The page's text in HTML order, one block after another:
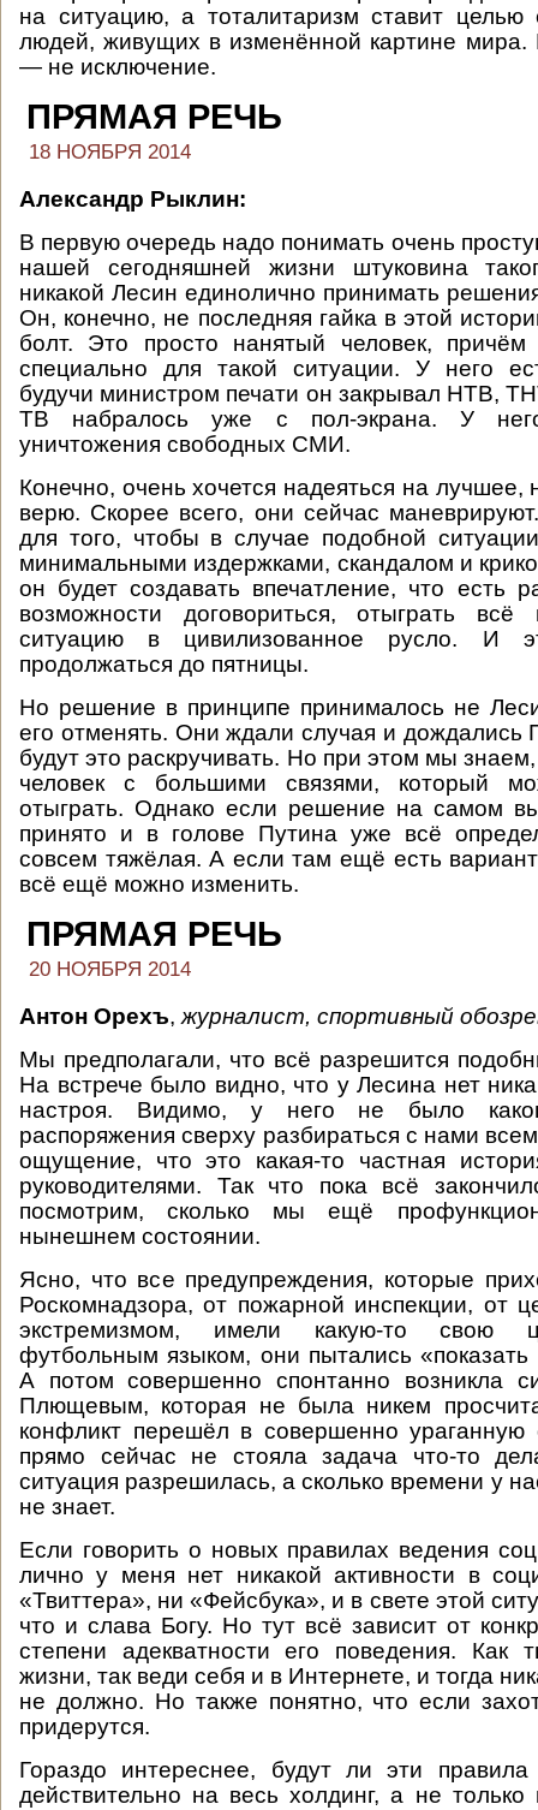
на ситуацию, а тоталитаризм ставит целью
людей, живущих в изменённой картине мира.
— не исключение.
ПРЯМАЯ РЕЧЬ
18 НОЯБРЯ 2014
Александр Рыклин:
В первую очередь надо понимать очень
нашей сегодняшней жизни штуковина
никакой Лесин единолично принимать
Он, конечно, не последняя гайка в этой
болт. Это просто нанятый человек,
специально для такой ситуации. У него
будучи министром печати он закрывал НТВ,
ТВ набралось уже с пол-экрана. У
уничтожения свободных СМИ.
Конечно, очень хочется надеяться на лучшее,
верю. Скорее всего, они сейчас
для того, чтобы в случае подобной
минимальными издержками, скандалом и
он будет создавать впечатление, что есть
возможности договориться, отыграть
ситуацию в цивилизованное русло. И
продолжаться до пятницы.
Но решение в принципе принималось не
его отменять. Они ждали случая и
будут это раскручивать. Но при этом мы
человек с большими связями, который
отыграть. Однако если решение на самом
принято и в голове Путина уже всё
совсем тяжёлая. А если там ещё есть
всё ещё можно изменить.
ПРЯМАЯ РЕЧЬ
20 НОЯБРЯ 2014
Антон Орехъ, журналист, спортивный
Мы предполагали, что всё разрешится
На встрече было видно, что у Лесина нет
настроя. Видимо, у него не было
распоряжения сверху разбираться с нами
ощущение, что это какая-то частная
руководителями. Так что пока всё
посмотрим, сколько мы ещё
нынешнем состоянии.
Ясно, что все предупреждения, которые
Роскомнадзора, от пожарной инспекции, от
экстремизмом, имели какую-то свою
футбольным языком, они пытались «показать
А потом совершенно спонтанно возникла
Плющевым, которая не была никем
конфликт перешёл в совершенно
прямо сейчас не стояла задача что-то
ситуация разрешилась, а сколько времени у
не знает.
Если говорить о новых правилах ведения
лично у меня нет никакой активности в
«Твиттера», ни «Фейсбука», и в свете этой
что и слава Богу. Но тут всё зависит от
степени адекватности его поведения.
жизни, так веди себя и в Интернете, и тогда
не должно. Но также понятно, что если
придерутся.
Гораздо интереснее, будут ли эти правила
действительно на весь холдинг, а не